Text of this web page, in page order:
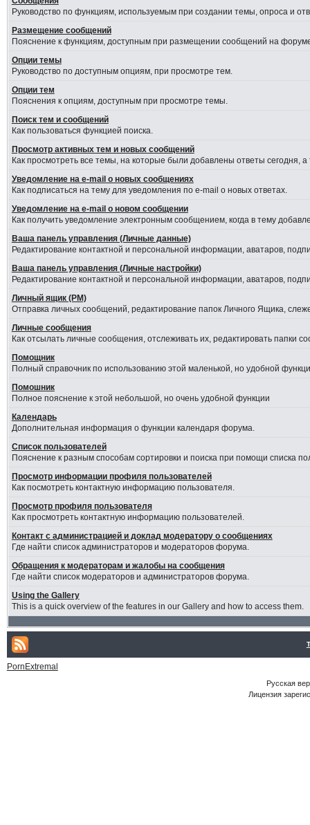
Руководство по функциям, используемым при создании темы, опроса и
Размещение сообщений
Пояснение к функциям, доступным при размещении сообщений на
Опции темы
Руководство по доступным опциям, при просмотре тем.
Опции тем
Пояснения к опциям, доступным при просмотре темы.
Поиск тем и сообщений
Как пользоваться функцией поиска.
Просмотр активных тем и новых сообщений
Как просмотреть все темы, на которые были добавлены ответы сегодня,
Уведомление на e-mail о новых сообщениях
Как подписаться на тему для уведомления по e-mail о новых ответах.
Уведомление на е-mail о новом сообщении
Как получить уведомление электронным сообщением, когда в тему
Ваша панель управления (Личные данные)
Редактирование контактной и персональной информации, аватаров,
Ваша панель управления (Личные настройки)
Редактирование контактной и персональной информации, аватаров,
Личный ящик (PM)
Отправка личных сообщений, редактирование папок Личного Ящика,
Личные сообщения
Как отсылать личные сообщения, отслеживать их, редактировать папки
Помощник
Полный справочник по использованию этой маленькой, но удобной
Помошник
Полное пояснение к этой небольшой, но очень удобной функции
Календарь
Дополнительная информация о функции календаря форума.
Список пользователей
Пояснение к разным способам сортировки и поиска при помощи списка
Просмотр информации профиля пользователей
Как посмотреть контактную информацию пользователя.
Просмотр профиля пользователя
Как просмотреть контактную информацию пользователей.
Контакт с администрацией и доклад модератору о сообщениях
Где найти список администраторов и модераторов форума.
Обращения к модераторам и жалобы на сообщения
Где найти список модераторов и администраторов форума.
Using the Gallery
This is a quick overview of the features in our Gallery and how to access them.
PornExtremal
Русская
Лицензия